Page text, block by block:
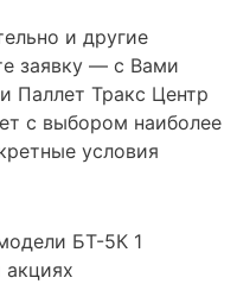
и другие
заявку — с Вами
Паллет Тракс Центр
с выбором наиболее
условия
БТ-5К 1